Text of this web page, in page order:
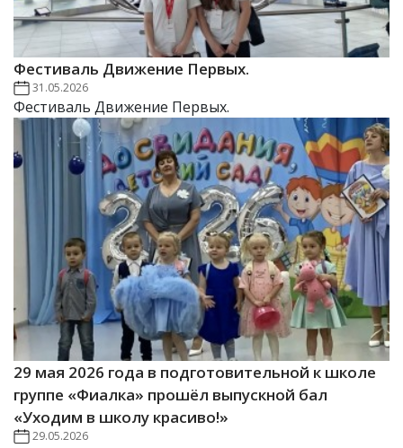
Фестиваль Движение Первых.
31.05.2026
Фестиваль Движение Первых.
29 мая 2026 года в подготовительной к школе
группе «Фиалка» прошёл выпускной бал
«Уходим в школу красиво!»
29.05.2026